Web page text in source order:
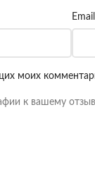
Email
моих
к вашему